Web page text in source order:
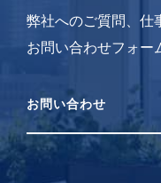
弊社へのご質問、仕
お問い合わせフォー
お問い合わせ